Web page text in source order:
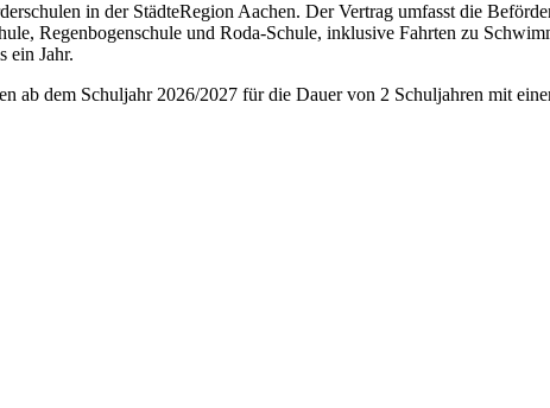
in der StädteRegion Aachen. Der Vertrag umfasst die
Regenbogenschule und Roda-Schule, inklusive Fahrten zu
ein Jahr.
ab dem Schuljahr 2026/2027 für die Dauer von 2 Schuljahren mit